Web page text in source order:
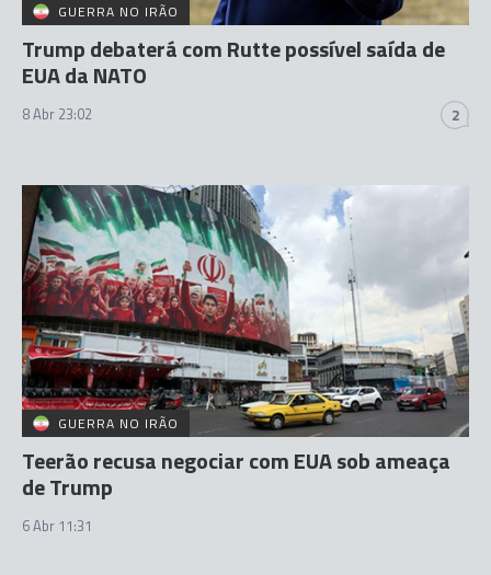
GUERRA NO IRÃO
Trump debaterá com Rutte possível saída de
EUA da NATO
8 Abr 23:02 2
GUERRA NO IRÃO
Teerão recusa negociar com EUA sob ameaça
de Trump
6 Abr 11:31